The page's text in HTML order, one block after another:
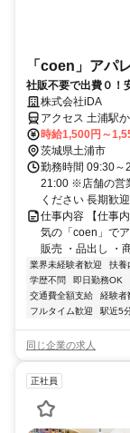
「coen」アパ
社販不要で出費０！
ど幅広く相談OK
株式会社iDA
アクセス 土浦駅
時給1,500円～
茨城県土浦市
勤務時間 09:30～
21:00 ※店舗の営
ください 長期歓
仕事内容 【仕事
気の「coen」で
販売 ・品出し ・
業界未経験者歓迎 扶養
学歴不問
即日勤務OK
交通費全額支給
経験者
フルタイム歓迎
駅近5
同じ企業の求人
正社員